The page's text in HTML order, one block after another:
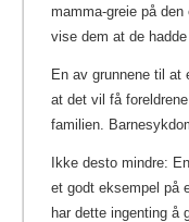
mamma-greie på
vise dem at de
En av grunnene til
at det vil få
familien.
Ikke desto mindre:
et godt eksempel på
har dette ingenting å